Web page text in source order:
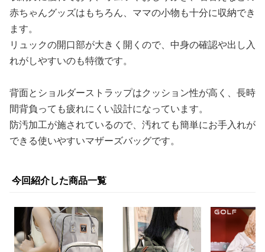
赤ちゃんグッズはもちろん、ママの小物も十分に収納でき
ます。
リュックの開口部が大きく開くので、中身の確認や出し入
れがしやすいのも特徴です。
背面とショルダーストラップはクッション性が高く、長時
間背負っても疲れにくい設計になっています。
防汚加工が施されているので、汚れても簡単にお手入れが
できる使いやすいマザーズバッグです。
今回紹介した商品一覧